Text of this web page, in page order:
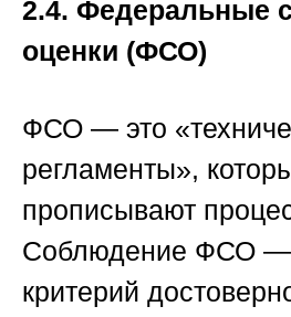
2.4. Федеральные
оценки (ФСО)
ФСО — это
регламенты»,
прописывают
Соблюдение ФСО —
критерий